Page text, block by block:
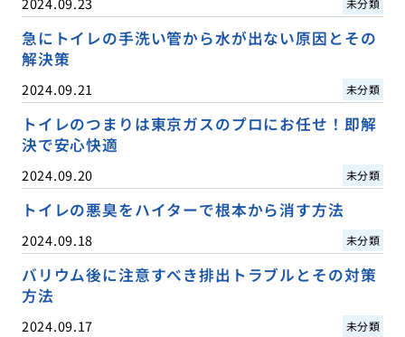
未分類
急にトイレの手洗い管から水が出ない原因とその
解決策
2024.09.21 未分類
トイレのつまりは東京ガスのプロにお任せ！即解
決で安心快適
2024.09.20 未分類
トイレの悪臭をハイターで根本から消す方法
2024.09.18 未分類
バリウム後に注意すべき排出トラブルとその対策
方法
2024.09.17 未分類